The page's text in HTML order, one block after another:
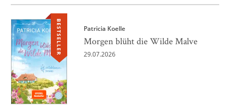
BESTSELLER Patricia Koelle
Morgen blüht die Wilde Malve
29.07.2026